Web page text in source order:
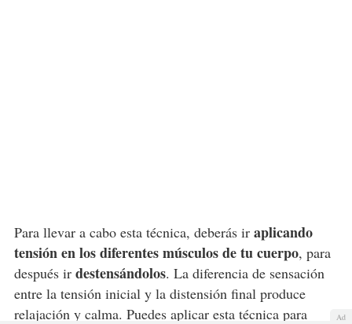
Para llevar a cabo esta técnica, deberás ir aplicando
tensión en los diferentes músculos de tu cuerpo, para
después ir destensándolos. La diferencia de sensación
entre la tensión inicial y la distensión final produce
relajación y calma. Puedes aplicar esta técnica para
Ad